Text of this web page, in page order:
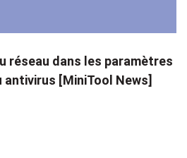
réseau dans les paramètres
[MiniTool News]